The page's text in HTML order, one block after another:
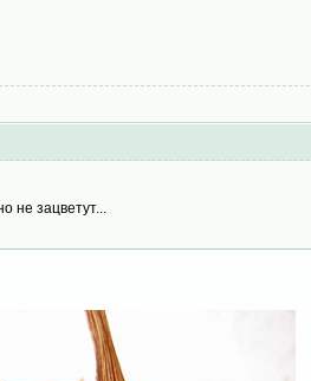
не зацветут...